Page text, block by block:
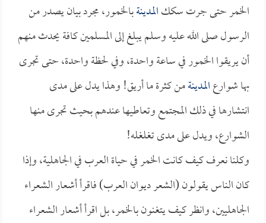
الخمر حتى جرت سككالمدينةبالخمور، مجرد بيان يصدر من
الرسول صلى الله عليه وسلم يبلغ إلى المسلمين كافة يحدث منهم
أن يريقوا الخمور في ساعة واحدة، وفي لحظة واحدة، حتى تجرى
بها شوارعالمدينةمن كثرة ما أريق! وهذا يدل على مدى
انتشارها في ذلك المجتمع وتعاطيها عندهم بحيث تجرى منها
الشوارع، ويدل على مدى تغلغله!
وكلنا نعرف كيف كانت الخمر في حياة العرب في الجاهلية، وإذا
كان الناس يقولون (الشعر ديوان العرب) فاقرأ أشعار الشعراء
الجاهليين، وانظر كيف يتغنون بالخمر، بل اقرأ أشعار الشعراء